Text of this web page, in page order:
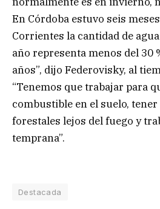
En Córdoba estuvo seis
Corrientes la cantidad de
año representa menos del 30
años”, dijo Federovisky, al
“Tenemos que trabajar para
combustible en el suelo,
forestales lejos del fuego y
temprana”.
Destacada